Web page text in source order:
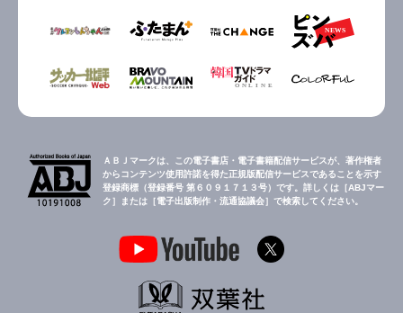
ＡＢＪマークは、この電子書店・電子書籍配信サービスが、著作権者
からコンテンツ使用許諾を得た正規版配信サービスであることを示す
登録商標（登録番号 第６０９１７１３号）です。詳しくは［ABJマー
ク］または［電子出版制作・流通協議会］で検索してください。